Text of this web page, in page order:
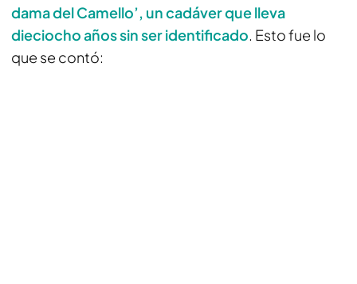
dama del Camello’, un cadáver que lleva
dieciocho años sin ser identificado. Esto fue lo
que se contó: